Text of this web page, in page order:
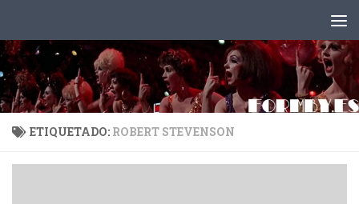
ETIQUETADO: ROBERT STEVENSON